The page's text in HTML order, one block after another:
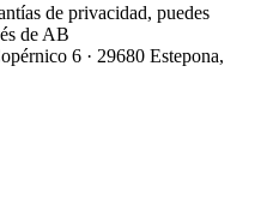
de privacidad, puedes
de AB
6 · 29680 Estepona,